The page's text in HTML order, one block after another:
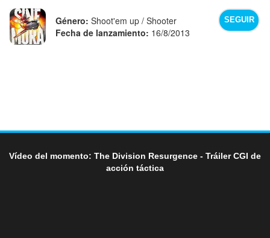
SEGUIR
Género: Shoot'em up / Shooter
Fecha de lanzamiento: 16/8/2013
Vídeo del momento: The Division Resurgence - Tráiler CGI de
acción táctica